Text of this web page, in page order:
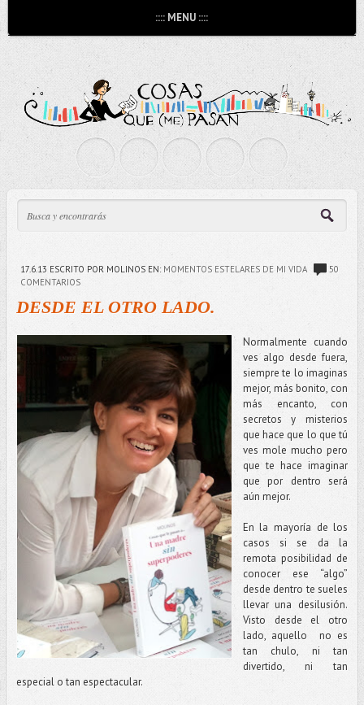
:::: MENU ::::
17.6.13 ESCRITO POR MOLINOS EN: MOMENTOS ESTELARES DE MI VIDA
50
COMENTARIOS
DESDE EL OTRO LADO.
Normalmente cuando
ves algo desde fuera,
siempre te lo imaginas
mejor, más bonito, con
más encanto, con
secretos y misterios
que hace que lo que tú
ves mole mucho pero
que te hace imaginar
que por dentro será
aún mejor.
En la mayoría de los
casos si se da la
remota posibilidad de
conocer ese “algo”
desde dentro te sueles
llevar una desilusión.
Visto desde el otro
lado, aquello no es
tan chulo, ni tan
divertido, ni tan
especial o tan espectacular.